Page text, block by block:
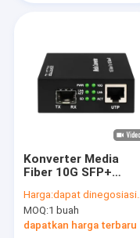
Konverter Media
Fiber 10G SFP+
Tidak Terkelola
Harga:dapat dinegosiasikan
MOQ:1 buah
dapatkan harga terbaru